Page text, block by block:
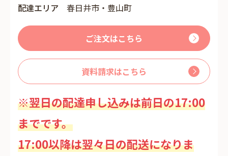
配達エリア
春日井市・豊山町
ご注文はこちら
資料請求はこちら
※翌日の配達申し込みは前日の17:00
までです。
17:00以降は翌々日の配送になりま